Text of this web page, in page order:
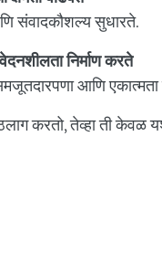
संवादकौशल्य सुधारते.
निर्माण करते
आणि
करतो, तेव्हा ती केवळ